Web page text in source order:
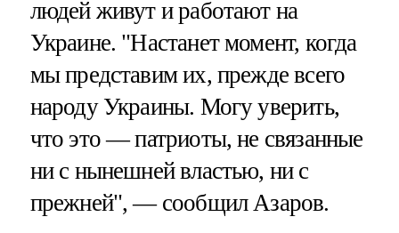
людей живут и работают на
Украине. "Настанет момент, когда
мы представим их, прежде всего
народу Украины. Могу уверить,
что это — патриоты, не связанные
ни с нынешней властью, ни с
прежней", — сообщил Азаров.